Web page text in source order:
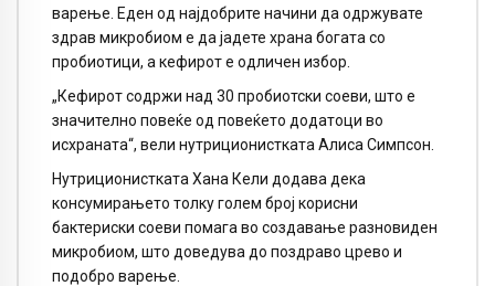
варење. Еден од најдобрите начини да одржувате
здрав микробиом е да јадете храна богата со
пробиотици, а кефирот е одличен избор.
„Кефирот содржи над 30 пробиотски соеви, што е
значително повеќе од повеќето додатоци во
исхраната“, вели нутриционистката Алиса Симпсон.
Нутриционистката Хана Кели додава дека
консумирањето толку голем број корисни
бактериски соеви помага во создавање разновиден
микробиом, што доведува до поздраво црево и
подобро варење.